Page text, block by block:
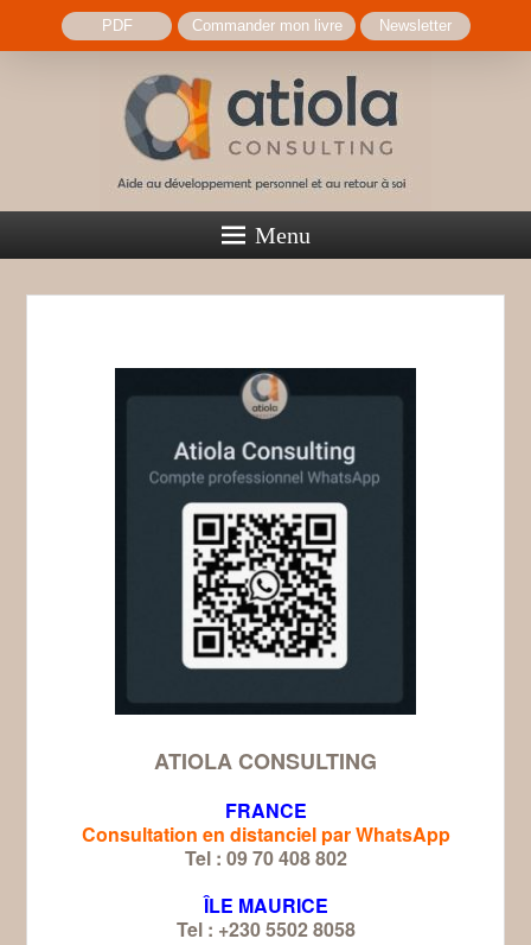
Atiola Consulting
Menu
ATIOLA CONSULTING
FRANCE
Consultation en distanciel par WhatsApp
Tel : 09 70 408 802
ÎLE MAURICE
Tel : +230 5502 8058
Newsletter
Commander mon livre
PDF